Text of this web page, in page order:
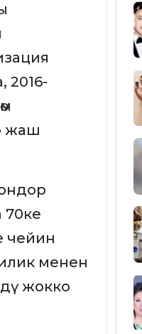
2016-
жаш
70ке
чейин
менен
жокко